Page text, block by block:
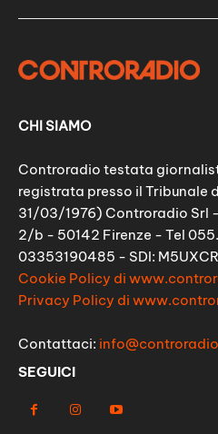
CHI SIAMO
Controradio testata
registrata presso il Tribunale
31/03/1976) Controradio Srl
2/b - 50142 Firenze - Tel
03353190485 - SDI:
Cookie Policy di
Privacy Policy di
Contattaci:
SEGUICI